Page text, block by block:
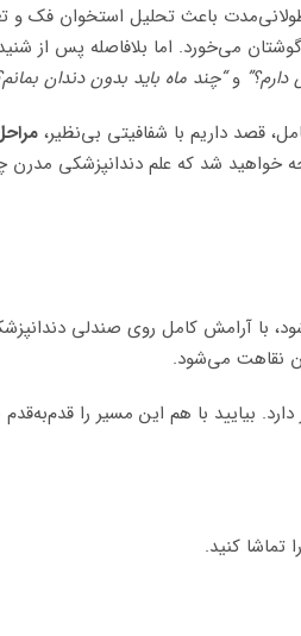
باعث تحلیل استخوان فک و
می‌خورد. اما بلافاصله پس از
و“چند ماه باید بدون دندان
قصد داریم با شفافیتی بی‌نظیر،
خواهید شد که علم دندانپزشکی
با آرامش کامل روی صندلی
نقاهت می‌شود.
بیایید با هم این مسیر را
تماشا کنید.